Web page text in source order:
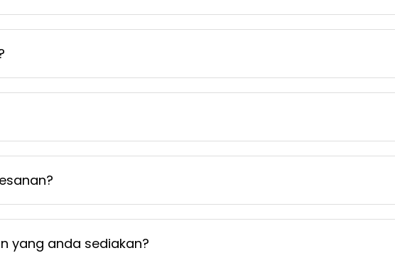
yang anda sediakan?